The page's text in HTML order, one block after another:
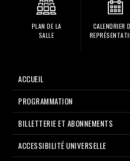
PLAN DE LA
SALLE
CALENDRIER
ACCUEIL
PROGRAMMATION
BILLETTERIE ET ABONNEMENTS
ACCESSIBILITÉ UNIVERSELLE